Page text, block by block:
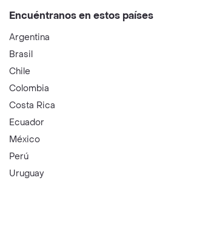
Encuéntranos en estos países
Argentina
Brasil
Chile
Colombia
Costa Rica
Ecuador
México
Perú
Uruguay